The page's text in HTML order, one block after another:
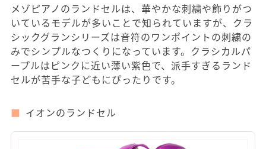
メゾピアノのランドセルは、華やかな刺繍や飾りがつ
いているモデルが多いことで知られていますが、クラ
シックグランシリーズは音符のワンポイントの刺繍の
みでシンプルなつくりになっています。クラシカルパ
ープルはピンクに近い薄い紫色で、派手すぎるランド
セルが苦手な子どもにぴったりです。
イオンのランドセル